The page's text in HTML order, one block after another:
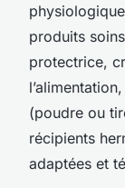
produits
protectrice,
(poudre ou
récipients
adaptées et